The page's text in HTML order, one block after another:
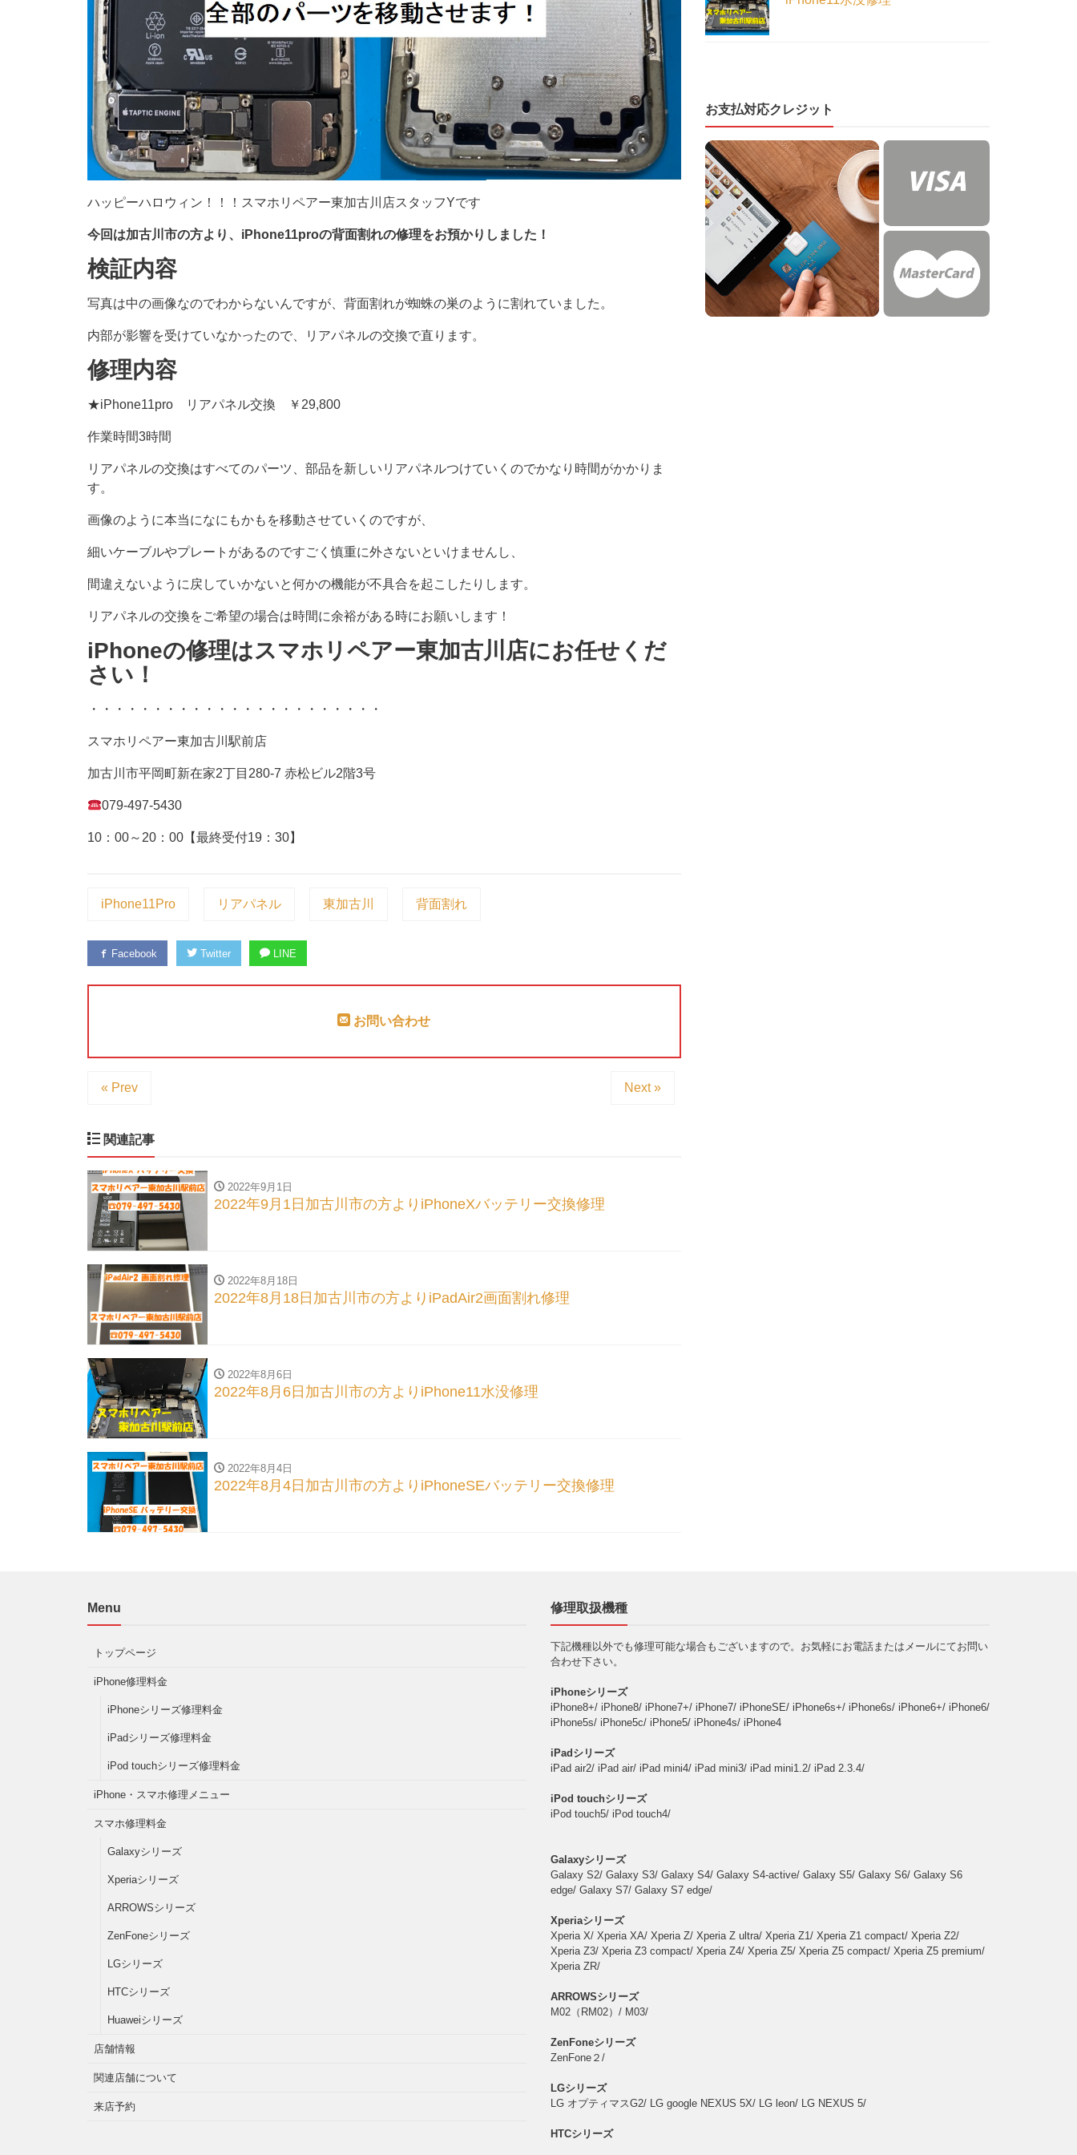
ハッピーハロウィン！！！スマホリペアー東加古川店スタッフYです
今回は加古川市の方より、iPhone11proの背面割れの修理をお預かりしました！
検証内容
写真は中の画像なのでわからないんですが、背面割れが蜘蛛の巣のように割れていました。
内部が影響を受けていなかったので、リアパネルの交換で直ります。
修理内容
★iPhone11pro リアパネル交換 ￥29,800
作業時間3時間
リアパネルの交換はすべてのパーツ、部品を新しいリアパネルつけていくのでかなり時間がかかりま
す。
画像のように本当になにもかもを移動させていくのですが、
細いケーブルやプレートがあるのですごく慎重に外さないといけませんし、
間違えないように戻していかないと何かの機能が不具合を起こしたりします。
リアパネルの交換をご希望の場合は時間に余裕がある時にお願いします！
iPhoneの修理はスマホリペアー東加古川店にお任せくだ
さい！
・・・・・・・・・・・・・・・・・・・・・・・
スマホリペアー東加古川駅前店
加古川市平岡町新在家2丁目280-7 赤松ビル2階3号
079-497-5430
10：00～20：00【最終受付19：30】
iPhone11Pro リアパネル 東加古川 背面割れ
Facebook Twitter LINE
お問い合わせ
« Prev Next »
関連記事
2022年9月1日
2022年9月1日加古川市の方よりiPhoneXバッテリー交換修理
2022年8月18日
2022年8月18日加古川市の方よりiPadAir2画面割れ修理
2022年8月6日
2022年8月6日加古川市の方よりiPhone11水没修理
2022年8月4日
2022年8月4日加古川市の方よりiPhoneSEバッテリー交換修理
お支払対応クレジット
Menu
トップページ
iPhone修理料金
iPhoneシリーズ修理料金
iPadシリーズ修理料金
iPod touchシリーズ修理料金
iPhone・スマホ修理メニュー
スマホ修理料金
Galaxyシリーズ
Xperiaシリーズ
ARROWSシリーズ
ZenFoneシリーズ
LGシリーズ
HTCシリーズ
Huaweiシリーズ
店舗情報
関連店舗について
来店予約
修理取扱機種
下記機種以外でも修理可能な場合もございますので。お気軽にお電話またはメールにてお問い
合わせ下さい。
iPhoneシリーズ
iPhone8+/ iPhone8/ iPhone7+/ iPhone7/ iPhoneSE/ iPhone6s+/ iPhone6s/ iPhone6+/ iPhone6/
iPhone5s/ iPhone5c/ iPhone5/ iPhone4s/ iPhone4
iPadシリーズ
iPad air2/ iPad air/ iPad mini4/ iPad mini3/ iPad mini1.2/ iPad 2.3.4/
iPod touchシリーズ
iPod touch5/ iPod touch4/
Galaxyシリーズ
Galaxy S2/ Galaxy S3/ Galaxy S4/ Galaxy S4-active/ Galaxy S5/ Galaxy S6/ Galaxy S6
edge/ Galaxy S7/ Galaxy S7 edge/
Xperiaシリーズ
Xperia X/ Xperia XA/ Xperia Z/ Xperia Z ultra/ Xperia Z1/ Xperia Z1 compact/ Xperia Z2/
Xperia Z3/ Xperia Z3 compact/ Xperia Z4/ Xperia Z5/ Xperia Z5 compact/ Xperia Z5 premium/
Xperia ZR/
ARROWSシリーズ
M02（RM02）/ M03/
ZenFoneシリーズ
ZenFone２/
LGシリーズ
LG オプティマスG2/ LG google NEXUS 5X/ LG leon/ LG NEXUS 5/
HTCシリーズ